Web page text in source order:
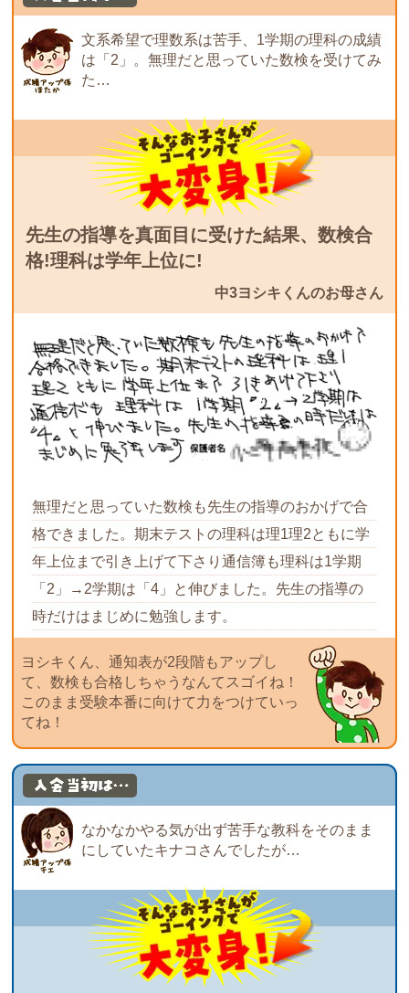
文系希望で理数系は苦手、1学期の理科の成績
は「2」。無理だと思っていた数検を受けてみ
た…
先生の指導を真面目に受けた結果、数検合
格!理科は学年上位に!
中3ヨシキくんのお母さん
無理だと思っていた数検も先生の指導のおかげで合
格できました。期末テストの理科は理1理2ともに学
年上位まで引き上げて下さり通信簿も理科は1学期
「2」→2学期は「4」と伸びました。先生の指導の
時だけはまじめに勉強します。
ヨシキくん、通知表が2段階もアップし
て、数検も合格しちゃうなんてスゴイね！
このまま受験本番に向けて力をつけていっ
てね！
なかなかやる気が出ず苦手な教科をそのまま
にしていたキナコさんでしたが…